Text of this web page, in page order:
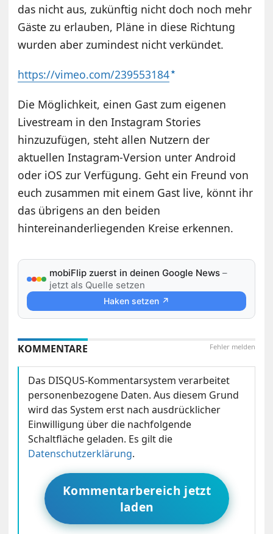
das nicht aus, zukünftig nicht doch noch mehr
Gäste zu erlauben, Pläne in diese Richtung
wurden aber zumindest nicht verkündet.
https://vimeo.com/239553184
Die Möglichkeit, einen Gast zum eigenen
Livestream in den Instagram Stories
hinzuzufügen, steht allen Nutzern der
aktuellen Instagram-Version unter Android
oder iOS zur Verfügung. Geht ein Freund von
euch zusammen mit einem Gast live, könnt ihr
das übrigens an den beiden
hintereinanderliegenden Kreise erkennen.
mobiFlip zuerst in deinen Google News –
jetzt als Quelle setzen
Haken setzen ↗
Fehler melden
KOMMENTARE
Das DISQUS-Kommentarsystem verarbeitet
personenbezogene Daten. Aus diesem Grund
wird das System erst nach ausdrücklicher
Einwilligung über die nachfolgende
Schaltfläche geladen. Es gilt die
Datenschutzerklärung.
Kommentarbereich jetzt
laden